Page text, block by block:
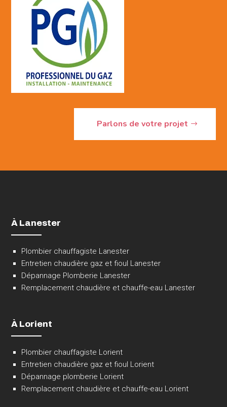
Parlons de votre projet
À Lanester
Plombier chauffagiste Lanester
Entretien chaudière gaz et fioul Lanester
Dépannage Plomberie Lanester
Remplacement chaudière et chauffe-eau Lanester
À Lorient
Plombier chauffagiste Lorient
Entretien chaudière gaz et fioul Lorient
Dépannage plomberie Lorient
Remplacement chaudière et chauffe-eau Lorient